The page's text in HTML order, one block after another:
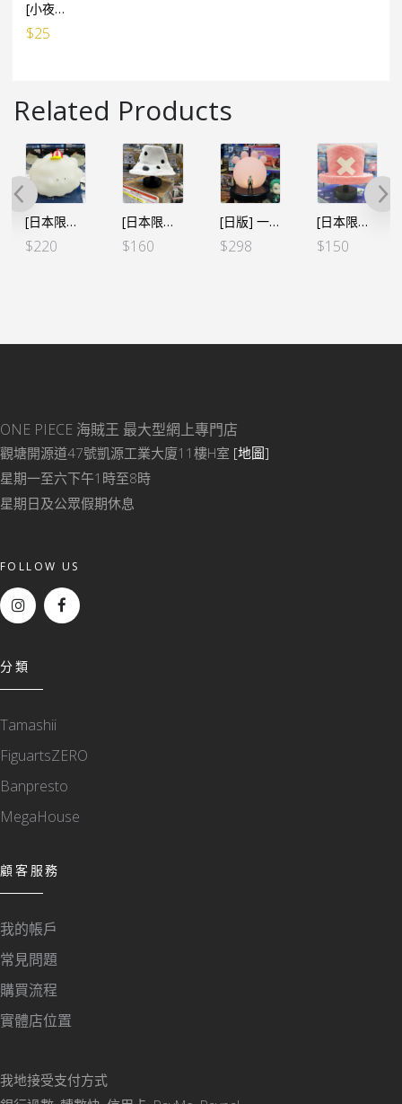
[小夜燈專用] USB小電池 線1米長 (有開關制)
$25
Related Products
[日本限定] 海賊王 惡魔果實 房間小夜燈 – 大媽 宙斯
$220
[日本限定] 海賊王 房間小夜燈 大熊帽
$160
[日版] 一番くじ -革命の炎-D賞 小夜燈 ルフィから弾き飛ばした“痛み”と“疲労”ルームライト
$298
[日本限定] 海賊王 房間小夜燈 – 索柏 粉紅帽 兩年前Ver.
$150
ONE PIECE 海賊王 最大型網上專門店
觀塘開源道47號凱源工業大廈11樓H室 [地圖]
星期一至六下午1時至8時
星期日及公眾假期休息
FOLLOW US
分類
Tamashii
FiguartsZERO
Banpresto
MegaHouse
顧客服務
我的帳戶
常見問題
購買流程
實體店位置
我地接受支付方式